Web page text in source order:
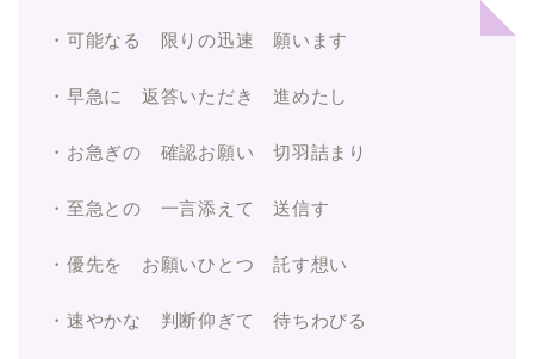
・可能なる 限りの迅速 願います
・早急に 返答いただき 進めたし
・お急ぎの 確認お願い 切羽詰まり
・至急との 一言添えて 送信す
・優先を お願いひとつ 託す想い
・速やかな 判断仰ぎて 待ちわびる